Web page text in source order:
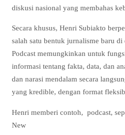
diskusi nasional yang membahas
Secara khusus, Henri Subiakto
salah satu bentuk jurnalisme baru
Podcast memungkinkan untuk
informasi tentang fakta, data, dan
dan narasi mendalam secara
yang kredible, dengan format
Henri memberi contoh, podcast,
New